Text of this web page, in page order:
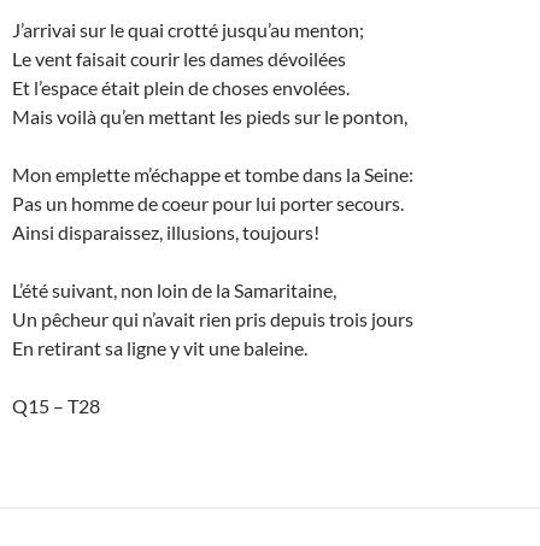
J’arrivai sur le quai crotté jusqu’au menton;
Le vent faisait courir les dames dévoilées
Et l’espace était plein de choses envolées.
Mais voilà qu’en mettant les pieds sur le ponton,
Mon emplette m’échappe et tombe dans la Seine:
Pas un homme de coeur pour lui porter secours.
Ainsi disparaissez, illusions, toujours!
L’été suivant, non loin de la Samaritaine,
Un pêcheur qui n’avait rien pris depuis trois jours
En retirant sa ligne y vit une baleine.
Q15 – T28